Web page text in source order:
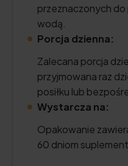
przeznaczonych do
wodą.
Porcja dzienna:
Zalecana porcja
przyjmowana raz
posiłku lub
Wystarcza na:
Opakowanie
60 dniom